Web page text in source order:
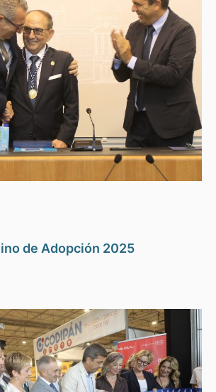
de Adopción 2025